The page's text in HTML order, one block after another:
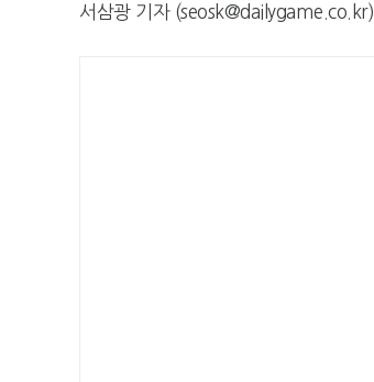
서삼광 기자 (seosk@dailygame.co.kr)